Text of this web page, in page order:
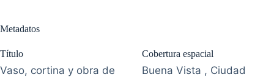
Metadatos
Título
Vaso, cortina y obra de
Cobertura espacial
Buena Vista , Ciudad